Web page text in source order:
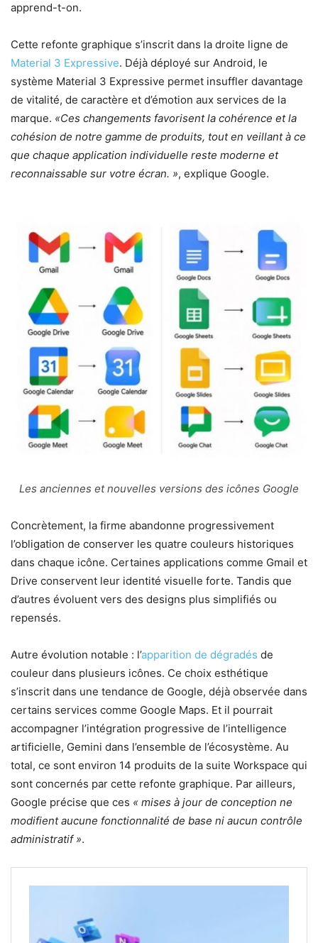
apprend-t-on.
Cette refonte graphique s’inscrit dans la droite ligne de
Material 3 Expressive. Déjà déployé sur Android, le
système Material 3 Expressive permet insuffler davantage
de vitalité, de caractère et d’émotion aux services de la
marque. «Ces changements favorisent la cohérence et la
cohésion de notre gamme de produits, tout en veillant à ce
que chaque application individuelle reste moderne et
reconnaissable sur votre écran. », explique Google.
Les anciennes et nouvelles versions des icônes Google
Concrètement, la firme abandonne progressivement
l’obligation de conserver les quatre couleurs historiques
dans chaque icône. Certaines applications comme Gmail et
Drive conservent leur identité visuelle forte. Tandis que
d’autres évoluent vers des designs plus simplifiés ou
repensés.
Autre évolution notable : l’apparition de dégradés de
couleur dans plusieurs icônes. Ce choix esthétique
s’inscrit dans une tendance de Google, déjà observée dans
certains services comme Google Maps. Et il pourrait
accompagner l’intégration progressive de l’intelligence
artificielle, Gemini dans l’ensemble de l’écosystème. Au
total, ce sont environ 14 produits de la suite Workspace qui
sont concernés par cette refonte graphique. Par ailleurs,
Google précise que ces « mises à jour de conception ne
modifient aucune fonctionnalité de base ni aucun contrôle
administratif ».